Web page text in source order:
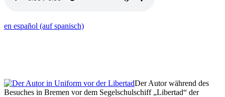
en español (auf spanisch)
Der Autor während des
Besuches in Bremen vor dem Segelschulschiff Libertad
der